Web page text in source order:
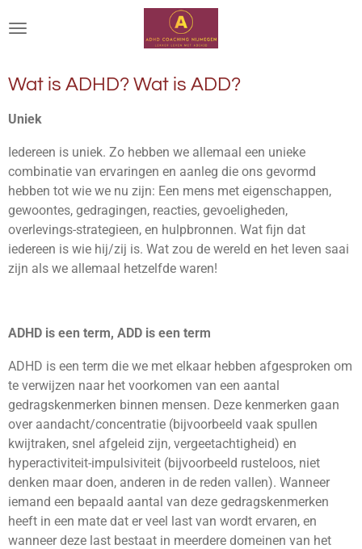
direct
de
hoofdinhoud
Wat is ADHD? Wat is ADD?
Uniek
Iedereen is uniek. Zo hebben we allemaal een unieke
combinatie van ervaringen en aanleg die ons gevormd
hebben tot wie we nu zijn: Een mens met eigenschappen,
gewoontes, gedragingen, reacties, gevoeligheden,
overlevings-strategieen, en hulpbronnen. Wat fijn dat
iedereen is wie hij/zij is. Wat zou de wereld en het leven saai
zijn als we allemaal hetzelfde waren!
ADHD is een term, ADD is een term
ADHD is een term die we met elkaar hebben afgesproken om
te verwijzen naar het voorkomen van een aantal
gedragskenmerken binnen mensen. Deze kenmerken gaan
over aandacht/concentratie (bijvoorbeeld vaak spullen
kwijtraken, snel afgeleid zijn, vergeetachtigheid) en
hyperactiviteit-impulsiviteit (bijvoorbeeld rusteloos, niet
denken maar doen, anderen in de reden vallen). Wanneer
iemand een bepaald aantal van deze gedragskenmerken
heeft in een mate dat er veel last van wordt ervaren, en
wanneer deze last bestaat in meerdere domeinen van het